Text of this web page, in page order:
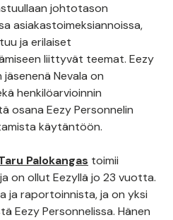
johtotason
asiakastoimeksiannoissa,
ja erilaiset
liittyvät teemat. Eezy
Nevala on
henkilöarvioinnin
osana Eezy Personnelin
käytäntöön.
Palokangas toimii
on ollut Eezyllä jo 23 vuotta.
ja raportoinnista, ja on yksi
Eezy Personnelissa. Hänen